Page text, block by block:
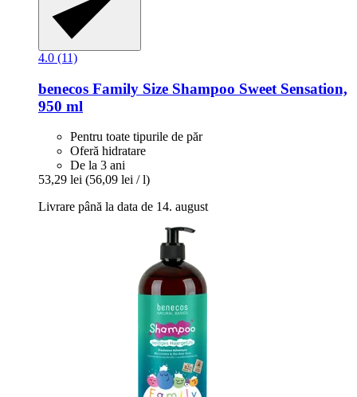
4.0 (11)
benecos Family Size Shampoo Sweet Sensation,
950 ml
Pentru toate tipurile de păr
Oferă hidratare
De la 3 ani
53,29 lei (56,09 lei / l)
Livrare până la data de 14. august